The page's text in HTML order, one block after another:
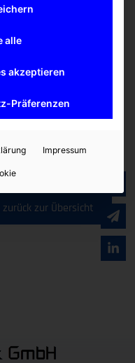
Dr. Kevin
Denkmann
Kontaktieren Sie uns
zurück zur Übersicht
alle
akzeptieren
Präferenzen
Impressum